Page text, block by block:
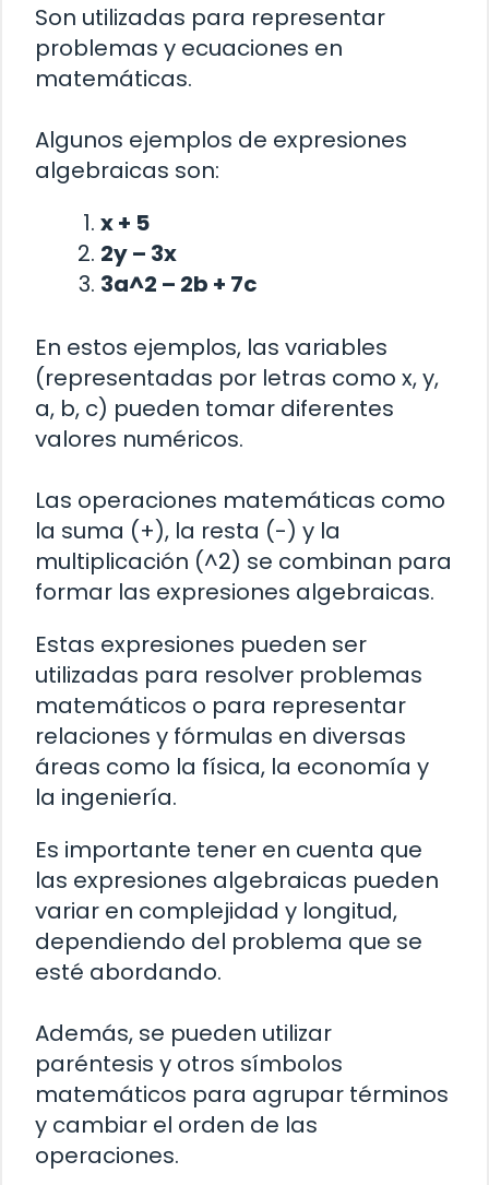
Son utilizadas para representar
problemas y ecuaciones en
matemáticas.
Algunos ejemplos de expresiones
algebraicas son:
x + 5
2y – 3x
3a^2 – 2b + 7c
En estos ejemplos, las variables
(representadas por letras como x, y,
a, b, c) pueden tomar diferentes
valores numéricos.
Las operaciones matemáticas como
la suma (+), la resta (-) y la
multiplicación (^2) se combinan para
formar las expresiones algebraicas.
Estas expresiones pueden ser
utilizadas para resolver problemas
matemáticos o para representar
relaciones y fórmulas en diversas
áreas como la física, la economía y
la ingeniería.
Es importante tener en cuenta que
las expresiones algebraicas pueden
variar en complejidad y longitud,
dependiendo del problema que se
esté abordando.
Además, se pueden utilizar
paréntesis y otros símbolos
matemáticos para agrupar términos
y cambiar el orden de las
operaciones.